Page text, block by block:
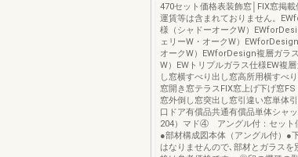
470セット価格表装飾窓│FIX窓掲載
運賃等は含まれておりません。
様（シャドーオークW）
ェリーW・オークW）
オークW）EWforDesign複層ガラ
W）EWトリプルガラス仕様EW複
し窓横すべり出し窓高所用横すべ
窓開き窓テラスFIX窓上げ下げ窓
窓外倒し窓突出し窓引違い窓単体
口ドア有償品共通有償品単体シャ
204）マド④ アングル付：セット
●部材構成図本体（アングル付）●
はなりませんので､部材とガラスを